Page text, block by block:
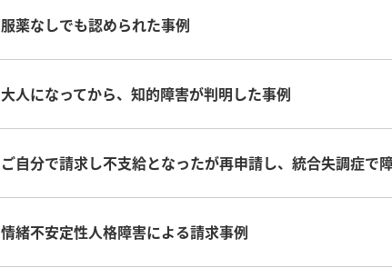
服薬なしでも認められた事例
大人になってから、知的障害が判明した事例
ご自分で請求し不支給となったが再申請し、統合失調症で
情緒不安定性人格障害による請求事例